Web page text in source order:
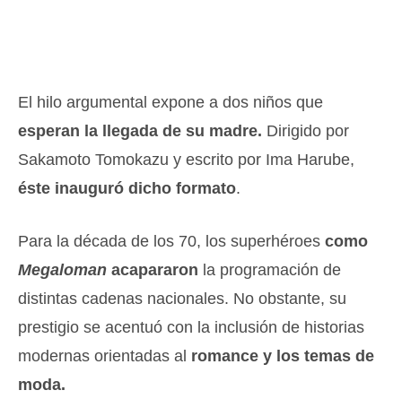
El hilo argumental expone a dos niños que
esperan la llegada de su madre. Dirigido por
Sakamoto Tomokazu y escrito por Ima Harube,
éste inauguró dicho formato.
Para la década de los 70, los superhéroes como
Megaloman acapararon la programación de
distintas cadenas nacionales. No obstante, su
prestigio se acentuó con la inclusión de historias
modernas orientadas al romance y los temas de
moda.